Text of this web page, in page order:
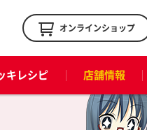
オンラインショップ
キレシピ 店舗情報